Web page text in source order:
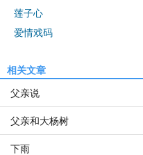
莲子心
爱情戏码
相关文章
父亲说
父亲和大杨树
下雨